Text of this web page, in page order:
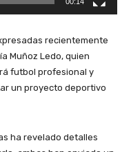
recientemente
Muñoz Ledo, quien
futbol profesional y
un proyecto deportivo
ha revelado detalles